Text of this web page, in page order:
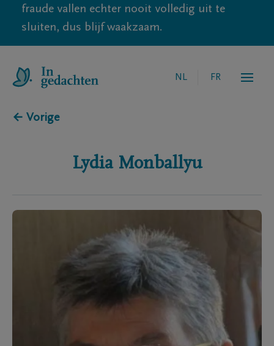
fraude vallen echter nooit volledig uit te
sluiten, dus blijf waakzaam.
NL FR
← Vorige
Lydia Monballyu